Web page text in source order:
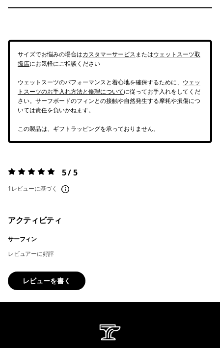
サイズでお悩みの場合はカスタマーサービスまたはウェットスーツ取
扱店にお気軽にご相談ください
ウェットスーツのパフォーマンスと着心地を確保するために、 ウェッ
トスーツのお手入れ方法と修理についてに従ってお手入れをしてくだ
さい。サーフボードのフィンとの接触や自然発生する摩耗や損傷につ
いては責任を負いかねます。
この製品は、ギフトラッピングを承っておりません。
評価:5 / 5 5 / 5
1レビューに基づく
アクティビティ
サーフィン
レビュアーに好評
レビューを書く